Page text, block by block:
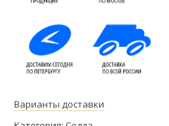
Варианты доставки